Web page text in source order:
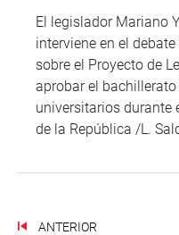
El legislador Mariano
interviene en el
sobre el Proyecto de
aprobar el
universitarios durante
de la República /L.
ANTERIOR